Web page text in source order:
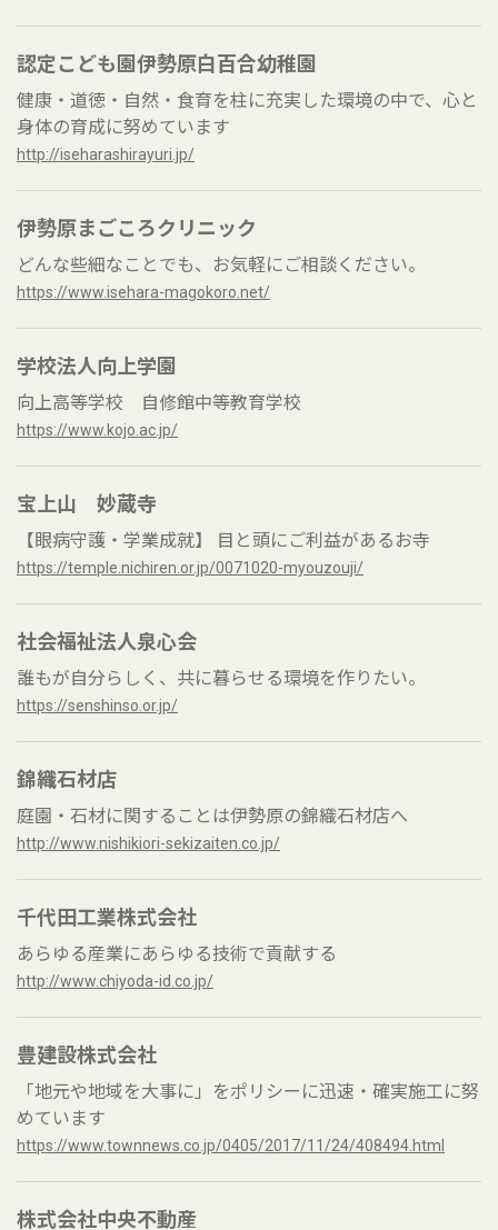
認定こども園伊勢原白百合幼稚園
健康・道徳・自然・食育を柱に充実した環境の中で、心と
身体の育成に努めています
http://iseharashirayuri.jp/
伊勢原まごころクリニック
どんな些細なことでも、お気軽にご相談ください。
https://www.isehara-magokoro.net/
学校法人向上学園
向上高等学校 自修館中等教育学校
https://www.kojo.ac.jp/
宝上山 妙蔵寺
【眼病守護・学業成就】 目と頭にご利益があるお寺
https://temple.nichiren.or.jp/0071020-myouzouji/
社会福祉法人泉心会
誰もが自分らしく、共に暮らせる環境を作りたい。
https://senshinso.or.jp/
錦織石材店
庭園・石材に関することは伊勢原の錦織石材店へ
http://www.nishikiori-sekizaiten.co.jp/
千代田工業株式会社
あらゆる産業にあらゆる技術で貢献する
http://www.chiyoda-id.co.jp/
豊建設株式会社
「地元や地域を大事に」をポリシーに迅速・確実施工に努
めています
https://www.townnews.co.jp/0405/2017/11/24/408494.html
株式会社中央不動産